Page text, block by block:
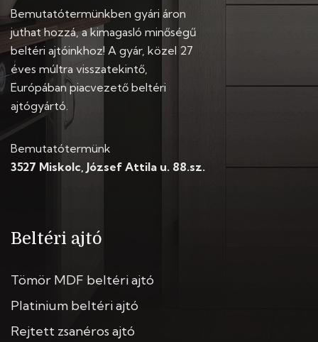
Bemutatótermünkben gyári áron
juthat hozzá, a kimagasló minőségű
beltéri ajtóinkhoz! A gyár, közel 27
éves múltra visszatekintő,
Európában piacvezető beltéri
ajtógyártó.
Bemutatótermünk
3527 Miskolc, József Attila u. 88.sz.
Beltéri ajtó
Tömör MDF beltéri ajtó
Platinium beltéri ajtó
Rejtett zsanéros ajtó